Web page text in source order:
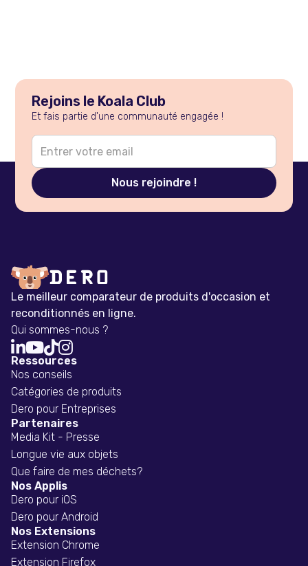
Rejoins le Koala Club
Et fais partie d'une communauté engagée !
Le meilleur comparateur de produits d'occasion et
reconditionnés en ligne.
Qui sommes-nous ?

Ressources
Nos conseils
Catégories de produits
Dero pour Entreprises
Partenaires
Media Kit - Presse
Longue vie aux objets
Que faire de mes déchets?
Nos Applis
Dero pour iOS
Dero pour Android
Nos Extensions
Extension Chrome
Extension Firefox